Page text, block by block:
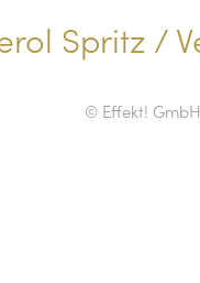
Spritz /
© Effekt! GmbH